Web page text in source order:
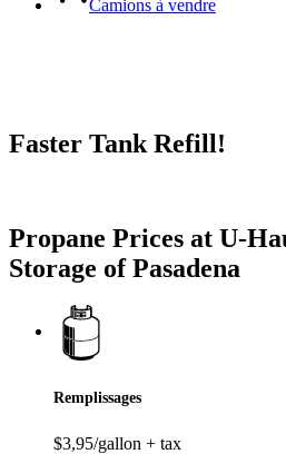
Camions à vendre
Faster Tank Refill!
Propane Prices at U-
Storage of Pasadena
Remplissages
$3,95/gallon + tax